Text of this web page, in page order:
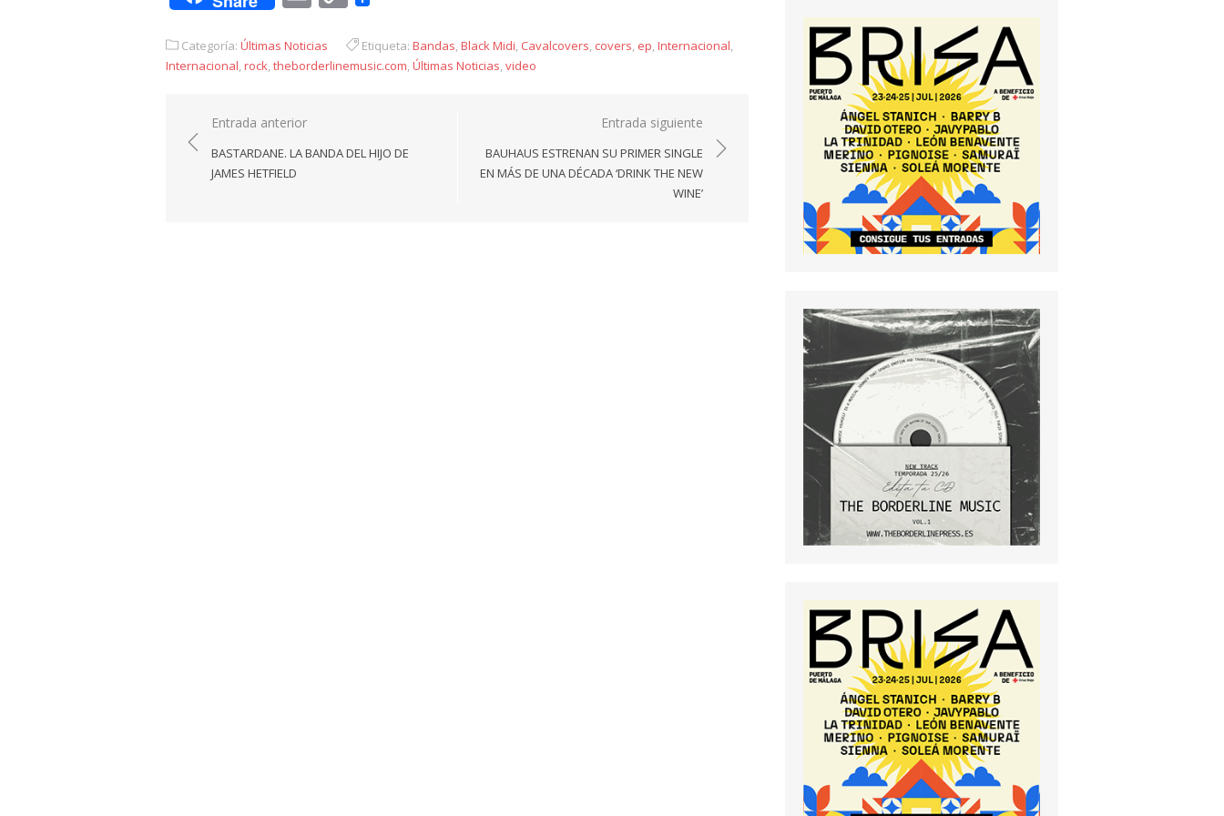
Categoría: Últimas Noticias Etiqueta: Bandas,Black Midi, Cavalcovers, covers, ep,Internacional,
Internacional,rock,theborderlinemusic.com,Últimas Noticias,video
Navegación
de
entradas
Entrada anterior
BASTARDANE. LA BANDA DEL HIJO DE
JAMES HETFIELD
Entrada siguiente
BAUHAUS ESTRENAN SU PRIMER SINGLE
EN MÁS DE UNA DÉCADA ‘DRINK THE NEW
WINE’